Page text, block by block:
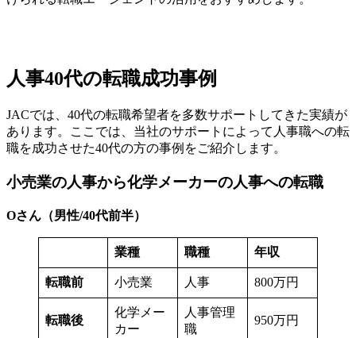
人事40代の転職成功事例
JACでは、40代の転職希望者を多数サポートしてきた実績が
あります。ここでは、当社のサポートによって人事職への転
職を成功させた40代の方の事例をご紹介します。
小売業の人事から化学メーカーの人事への転職
Oさん（男性/40代前半）
業種 職種 年収
転職前 小売業 人事 800万円
転職後
化学メー
カー
人事管理
職
950万円